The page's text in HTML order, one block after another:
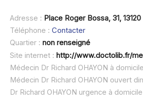
Adresse : Place Roger Bossa, 31,
Téléphone : Contacter
Quartier : non renseigné
Site internet : http://www.doctolib.fr/medecin-
Médecin Dr Richard OHAYON à
Médecin Dr Richard OHAYON ouvert